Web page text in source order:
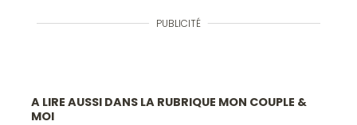
PUBLICITÉ
A LIRE AUSSI DANS LA RUBRIQUE MON COUPLE &
MOI